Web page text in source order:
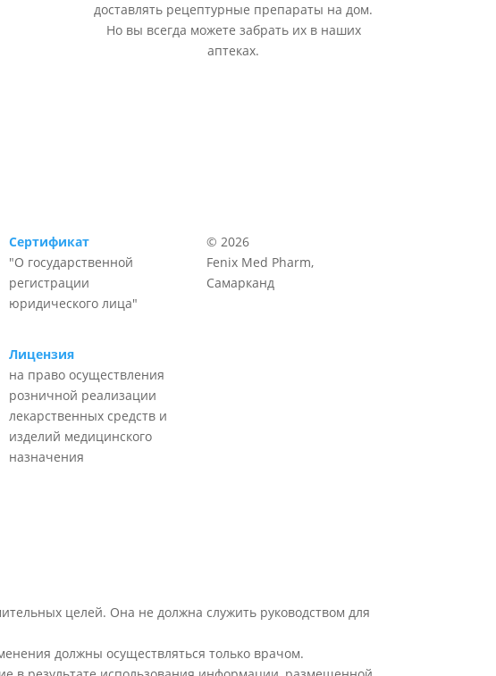
доставлять рецептурные препараты на дом.
Но вы всегда можете забрать их в наших
аптеках.
Сертификат
"О государственной
регистрации
юридического лица"
Лицензия
на право осуществления
розничной реализации
лекарственных средств и
изделий медицинского
назначения
© 2026
Fenix Med Pharm,
Самарканд
целей. Она не должна служить руководством для
должны осуществляться только врачом.